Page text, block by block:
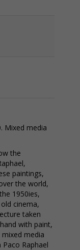
Mixed media
the
paintings,
the world,
1950ies,
cinema,
taken
with paint,
media
Raphael